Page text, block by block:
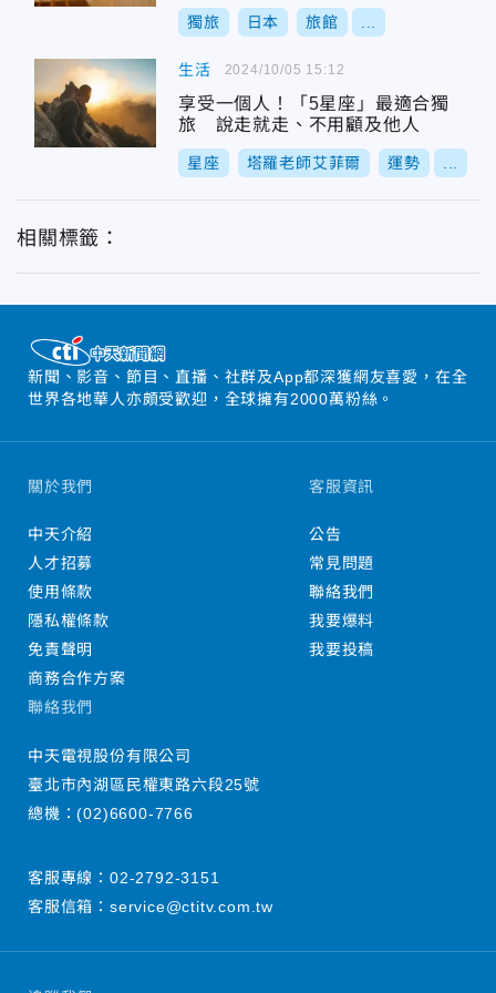
受道歉
獨旅 日本 旅館
生活
享受一個人！「5星座」最適合獨
旅 說走就走、不用顧及他人
星座 塔羅老師艾菲爾 運勢
2024/10/05 15:12
相關標籤：
新聞、影音、節目、直播、社群及App都深獲網友喜愛，在全
世界各地華人亦頗受歡迎，全球擁有2000萬粉絲。
關於我們
中天介紹
人才招募
使用條款
隱私權條款
免責聲明
商務合作方案
客服資訊
公告
常見問題
聯絡我們
我要爆料
我要投稿
聯絡我們
中天電視股份有限公司
臺北市內湖區民權東路六段25號
總機：(02)6600-7766
客服專線： 02-2792-3151
客服信箱： service@ctitv.com.tw